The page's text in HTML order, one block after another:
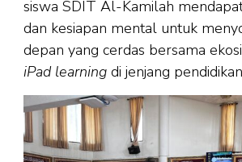
siswa SDIT Al-Kamilah
dan kesiapan mental untuk
depan yang cerdas bersama
iPad learning di jenjang